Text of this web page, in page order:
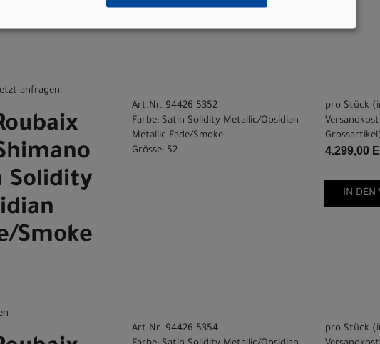
Smoke
anfragen!
Solidity
Smoke
Art.Nr. 94426-5352
Farbe: Satin Solidity Metallic/Obsidian
Metallic Fade/Smoke
Grösse: 52
pro Stück
Grossartikel )
4.299,00
IN DEN
Art.Nr. 94426-5354
pro Stück